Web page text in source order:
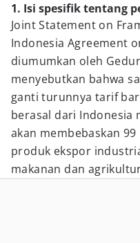
1. Isi spesifik tentang
Joint Statement on
Indonesia Agreement
diumumkan oleh
menyebutkan bahwa
ganti turunnya tarif
berasal dari Indonesia
akan membebaskan
produk ekspor
makanan dan